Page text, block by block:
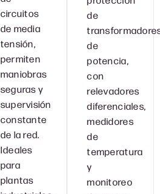
circuitos
de media
tensión,
permiten
maniobras
seguras y
supervisión
constante
de la red.
Ideales
para
plantas
de
de
potencia,
con
relevadores
diferenciales,
medidores
de
temperatura
y
monitoreo